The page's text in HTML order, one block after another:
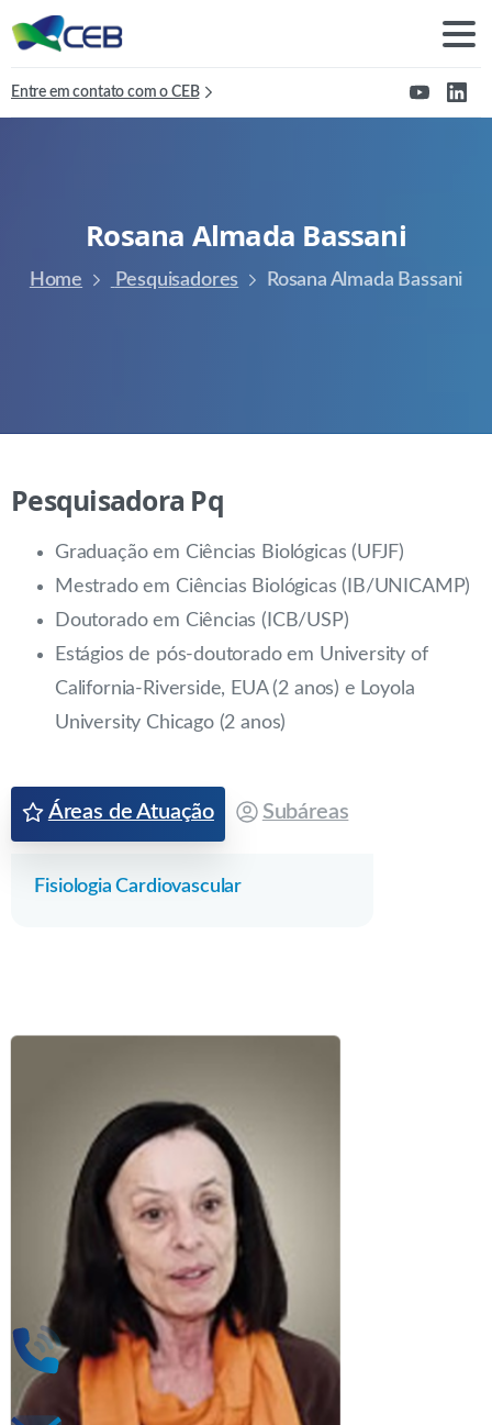
Entre em contato com o CEB
Rosana Almada Bassani
Home Pesquisadores Rosana Almada Bassani
Pesquisadora Pq
Graduação em Ciências Biológicas (UFJF)
Mestrado em Ciências Biológicas (IB/UNICAMP)
Doutorado em Ciências (ICB/USP)
Estágios de pós-doutorado em University of
California-Riverside, EUA (2 anos) e Loyola
University Chicago (2 anos)
Áreas de Atuação Subáreas
Fisiologia Cardiovascular
(19) 3521-9289